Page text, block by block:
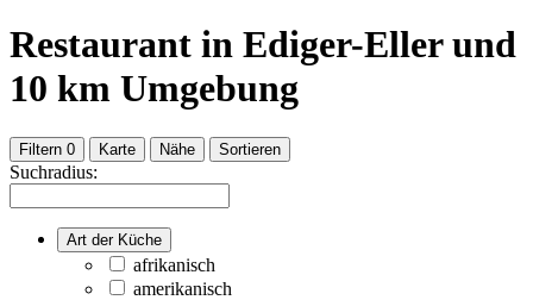
Restaurant in Ediger-Ellerund
10 km Umgebung
Filtern 0 Karte Nähe Sortieren
Suchradius:
Art der Küche
afrikanisch
amerikanisch